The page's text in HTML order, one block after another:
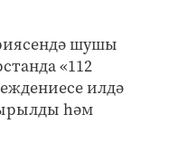
шушы
«112
илдә
һәм